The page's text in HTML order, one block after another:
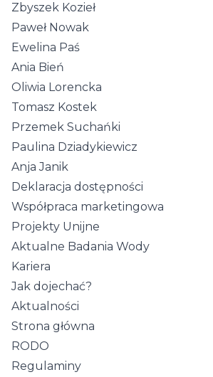
Zbyszek Kozieł
Paweł Nowak
Ewelina Paś
Ania Bień
Oliwia Lorencka
Tomasz Kostek
Przemek Suchańki
Paulina Dziadykiewicz
Anja Janik
Deklaracja dostępności
Współpraca marketingowa
Projekty Unijne
Aktualne Badania Wody
Kariera
Jak dojechać?
Aktualności
Strona główna
RODO
Regulaminy